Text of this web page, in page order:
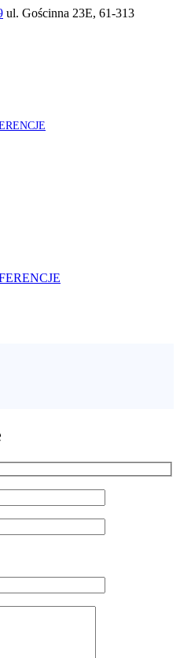
ul. Gościnna 23E, 61-313